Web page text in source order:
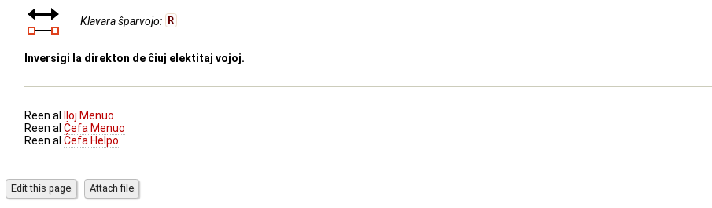
Klavara ŝparvojo: R
Inversigi la direkton de ĉiuj elektitaj vojoj.
Reen al
Iloj Menuo
Reen al Ĉefa Menuo
Reen al Ĉefa Helpo